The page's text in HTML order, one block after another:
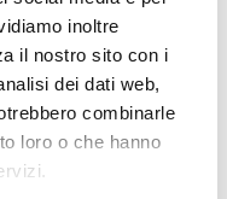
inoltre
il nostro sito con i
dei dati web,
combinarle
loro o che hanno
di